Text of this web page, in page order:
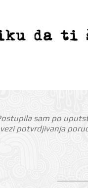
sam po
potvrdjivanja